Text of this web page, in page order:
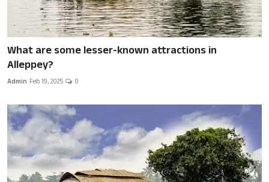
What are some lesser-known attractions in
Alleppey?
Admin Feb 19, 2025 0